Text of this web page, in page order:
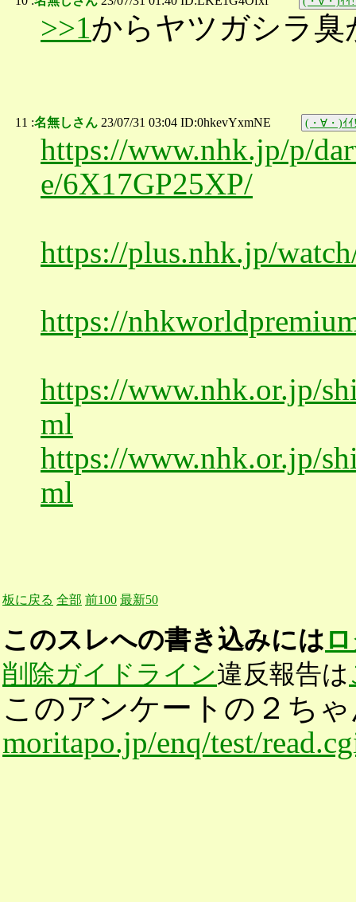
>>1からヤツガシラ
11 :名無しさん 23/07/31 03:04 ID:0hkevYxmNE (・∀・)ｲ
https://www.nhk.jp/p/
e/6X17GP25XP/
https://plus.nhk.jp/
https://
https://www.nhk.or.jp/
ml
https://www.nhk.or.jp/
ml
板に戻る 全部 前100 最新50
このスレへの書き込みには
削除ガイドライン違反報告は
このアンケートの２ち
moritapo.jp/enq/test/